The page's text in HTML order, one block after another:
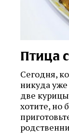
Птица
Сегодня,
никуда
две
хотите, но